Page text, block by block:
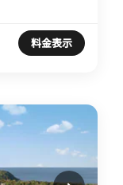
料金表示